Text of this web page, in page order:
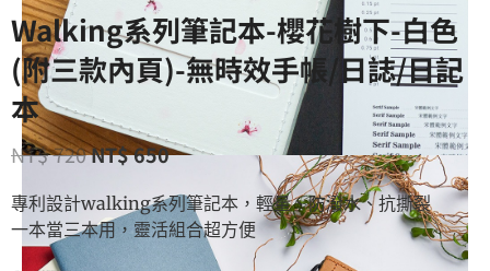
Walking系列筆記本-櫻花樹下-白色
(附三款內頁)-無時效手帳/日誌/日記
本
NT$720NT$650
專利設計walking系列筆記本，輕量、防潑水、抗撕裂
一本當三本用，靈活組合超方便